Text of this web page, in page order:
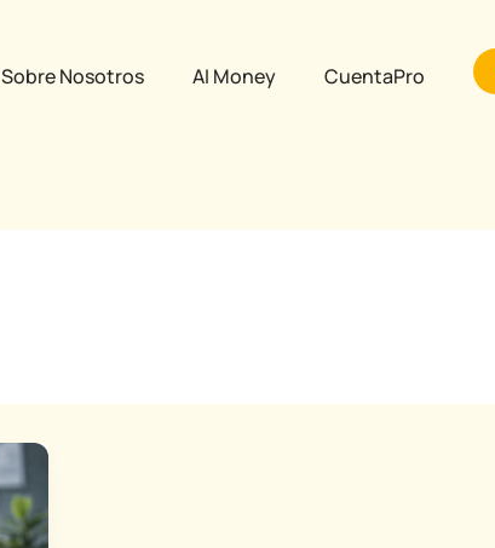
Sobre Nosotros AI Money CuentaPro